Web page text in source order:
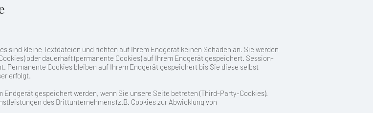
sind kleine Textdateien und richten auf Ihrem Endgerät keinen Schaden an. Sie werden
oder dauerhaft (permanente Cookies) auf Ihrem Endgerät gespeichert. Session-
Permanente Cookies bleiben auf Ihrem Endgerät gespeichert bis Sie diese selbst
erfolgt.
gespeichert werden, wenn Sie unsere Seite betreten (Third-Party-Cookies).
des Drittunternehmens (z.B. Cookies zur Abwicklung von